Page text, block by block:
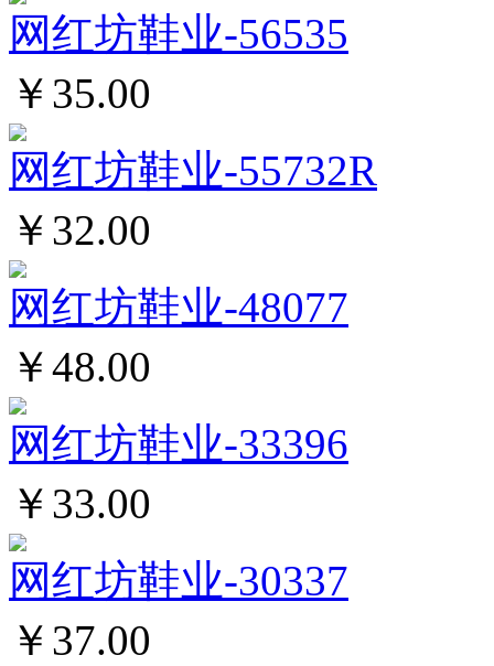
网红坊鞋业-56535
￥35.00
网红坊鞋业-55732R
￥32.00
网红坊鞋业-48077
￥48.00
网红坊鞋业-33396
￥33.00
网红坊鞋业-30337
￥37.00